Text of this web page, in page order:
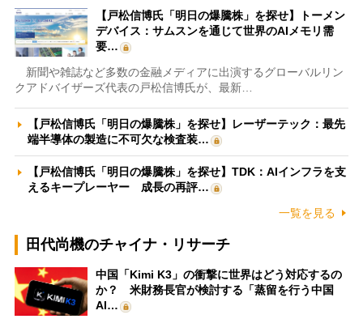
【戸松信博氏「明日の爆騰株」を探せ】トーメン
デバイス：サムスンを通じて世界のAIメモリ需
要…
新聞や雑誌など多数の金融メディアに出演するグローバルリン
クアドバイザーズ代表の戸松信博氏が、最新…
【戸松信博氏「明日の爆騰株」を探せ】レーザーテック：最先
端半導体の製造に不可欠な検査装…
【戸松信博氏「明日の爆騰株」を探せ】TDK：AIインフラを支
えるキープレーヤー 成長の再評…
一覧を見る
田代尚機のチャイナ・リサーチ
中国「Kimi K3」の衝撃に世界はどう対応するの
か？ 米財務長官が検討する「蒸留を行う中国
AI…